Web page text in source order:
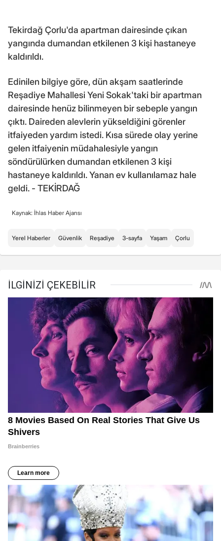
Tekirdağ Çorlu'da apartman dairesinde çıkan
yangında dumandan etkilenen 3 kişi hastaneye
kaldırıldı.
Edinilen bilgiye göre, dün akşam saatlerinde
Reşadiye Mahallesi Yeni Sokak'taki bir apartman
dairesinde henüz bilinmeyen bir sebeple yangın
çıktı. Daireden alevlerin yükseldiğini görenler
itfaiyeden yardım istedi. Kısa sürede olay yerine
gelen itfaiyenin müdahalesiyle yangın
söndürülürken dumandan etkilenen 3 kişi
hastaneye kaldırıldı. Yanan ev kullanılamaz hale
geldi. - TEKİRDAĞ
Kaynak: İhlas Haber Ajansı
Yerel Haberler Güvenlik Reşadiye 3-sayfa Yaşam Çorlu